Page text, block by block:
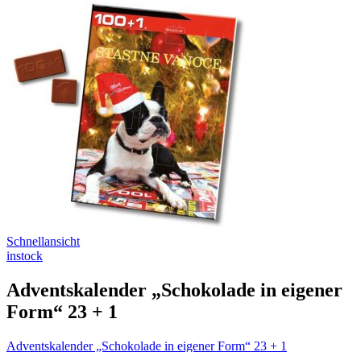
Schnellansicht
instock
Adventskalender „Schokolade in eigener
Form“ 23 + 1
Adventskalender „Schokolade in eigener Form“ 23 + 1